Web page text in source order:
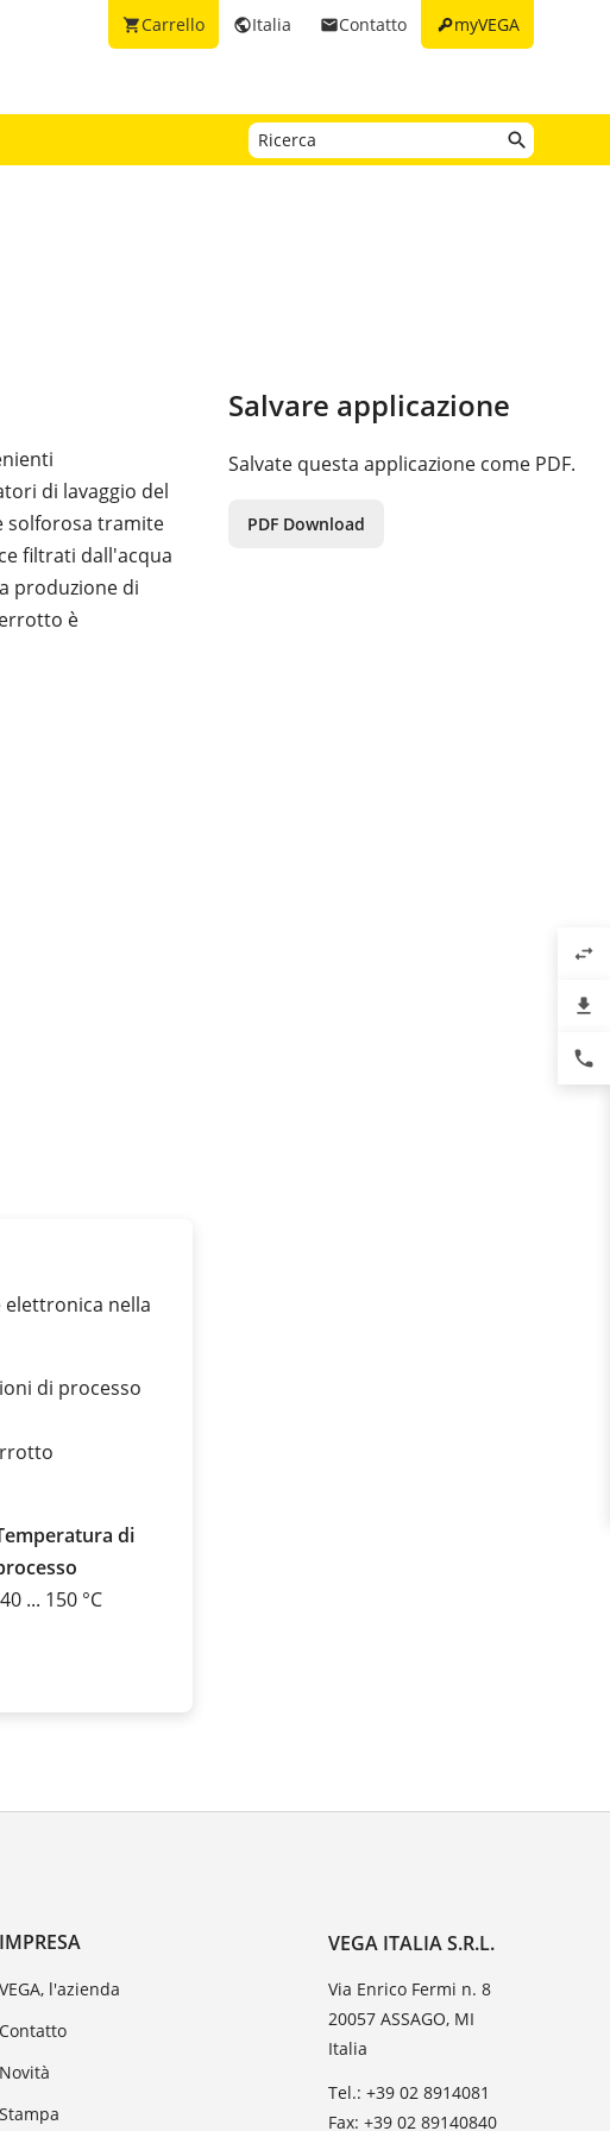
keymyVEGA
emailContatto
publicItalia
shopping_cartCarrello
di lavaggio del
solforosa tramite
filtrati dall'acqua
produzione di
è
nella
di processo
di
... 150 °C
Salvare applicazione
Salvate questa applicazione come PDF.
PDF Download
IMPRESA
VEGA, l'azienda
Contatto
Novità
Stampa
VEGA ITALIA S.R.L.
Via Enrico Fermi n. 8
20057 ASSAGO, MI
Italia
Tel.: +39 02 8914081
Fax: +39 02 89140840
swap_horiz
file_download
phone